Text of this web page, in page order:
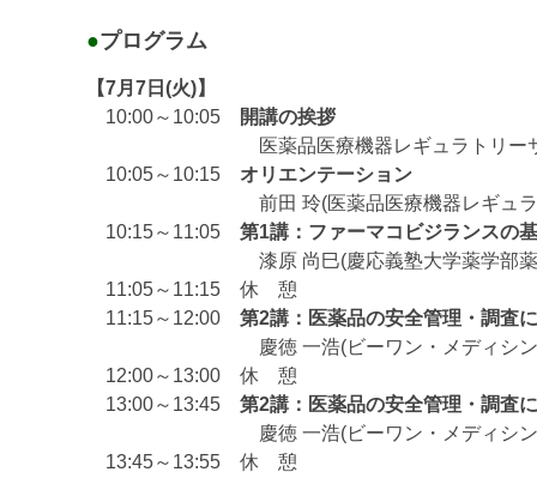
●プログラム
【7月7日(火)】
10:00～10:05
開講の挨拶
医薬品医療機器レギュラトリーサイ
10:05～10:15 オリエンテーション
前田 玲(医薬品医療機器レギュラトリ
10:15～11:05 第1講：ファーマコビジランスの
漆原 尚巳(慶応義塾大学薬学部薬学科
11:05～11:15 休 憩
11:15～12:00 第2講：医薬品の安全管理・調査
慶徳 一浩(ビーワン・メディシンズ
12:00～13:00 休 憩
13:00～13:45 第2講：医薬品の安全管理・調査
慶徳 一浩(ビーワン・メディシンズ
13:45～13:55 休 憩